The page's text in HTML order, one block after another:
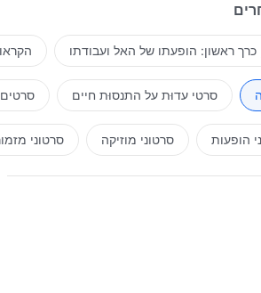
ראשון: הופעתו של האל ועבודתו
סרטי עדוּת על התנסוּת חיים
הופעות סרטוני מוזיקה סרטוני